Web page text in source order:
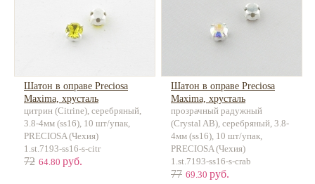
Шатон в оправе Preciosa
Maxima, хрусталь
цитрин (Citrine), серебряный,
3.8-4мм (ss16), 10 шт/упак,
PRECIOSA (Чехия)
1.st.7193-ss16-s-citr
72 64.80 руб.
Шатон в оправе Preciosa
Maxima, хрусталь
прозрачный радужный
(Crystal AB), серебряный, 3.8-
4мм (ss16), 10 шт/упак,
PRECIOSA (Чехия)
1.st.7193-ss16-s-crab
77 69.30 руб.